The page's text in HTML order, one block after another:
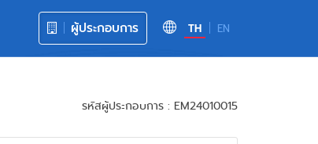
TH EN
ผู้ประกอบการ
รหัสผู้ประกอบการ : EM24010015